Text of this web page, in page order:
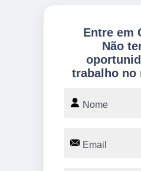
Entre em
Não
trabalho no